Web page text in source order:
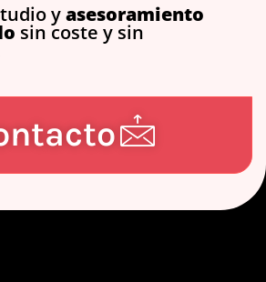
yasesoramiento
sin coste y sin